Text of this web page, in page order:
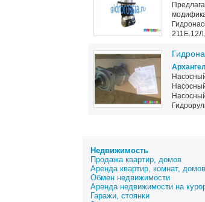
Недвижимость
Продажа квартир, домов
Аренда квартир, комнат, домов
Обмен недвижимости
Аренда недвижимости на
Гаражи, стоянки